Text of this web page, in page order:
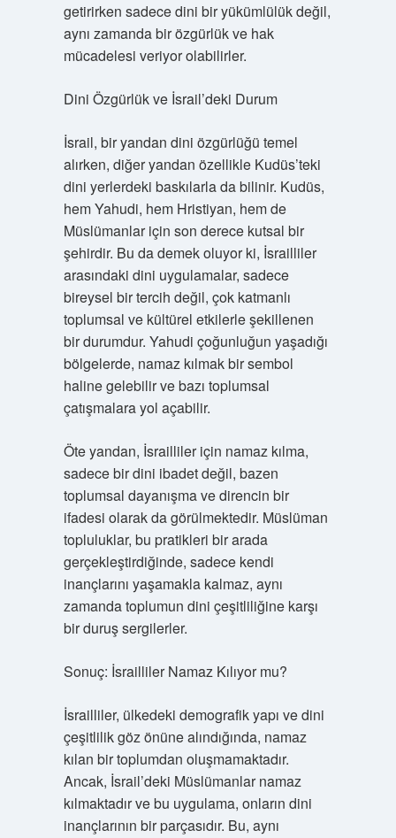
getirirken sadece dini bir yükümlülük değil,
aynı zamanda bir özgürlük ve hak
mücadelesi veriyor olabilirler.
Dini Özgürlük ve İsrail’deki Durum
İsrail, bir yandan dini özgürlüğü temel
alırken, diğer yandan özellikle Kudüs’teki
dini yerlerdeki baskılarla da bilinir. Kudüs,
hem Yahudi, hem Hristiyan, hem de
Müslümanlar için son derece kutsal bir
şehirdir. Bu da demek oluyor ki, İsrailliler
arasındaki dini uygulamalar, sadece
bireysel bir tercih değil, çok katmanlı
toplumsal ve kültürel etkilerle şekillenen
bir durumdur. Yahudi çoğunluğun yaşadığı
bölgelerde, namaz kılmak bir sembol
haline gelebilir ve bazı toplumsal
çatışmalara yol açabilir.
Öte yandan, İsrailliler için namaz kılma,
sadece bir dini ibadet değil, bazen
toplumsal dayanışma ve direncin bir
ifadesi olarak da görülmektedir. Müslüman
topluluklar, bu pratikleri bir arada
gerçekleştirdiğinde, sadece kendi
inançlarını yaşamakla kalmaz, aynı
zamanda toplumun dini çeşitliliğine karşı
bir duruş sergilerler.
Sonuç: İsrailliler Namaz Kılıyor mu?
İsrailliler, ülkedeki demografik yapı ve dini
çeşitlilik göz önüne alındığında, namaz
kılan bir toplumdan oluşmamaktadır.
Ancak, İsrail’deki Müslümanlar namaz
kılmaktadır ve bu uygulama, onların dini
inançlarının bir parçasıdır. Bu, aynı